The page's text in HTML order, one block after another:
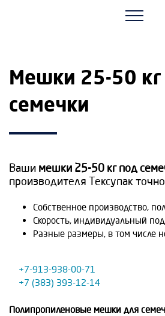
Мешки 25-50
семечки
Ваши мешки 25-50 кг под
производителя Тексупак
Собственное производство,
Скорость, индивидуальный
Разные размеры, в том числе
+7-913-938-00-71
+7 (383) 393-12-14
Полипропиленовые мешки для